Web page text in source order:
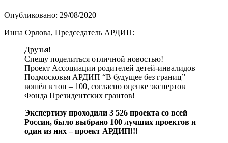
Опубликовано: 29/08/2020
Инна Орлова, Председатель АРДИП:
Друзья!
Спешу поделиться отличной новостью!
Проект Ассоциации родителей детей-инвалидов
Подмосковья АРДИП “В будущее без границ”
вошёл в топ – 100, согласно оценке экспертов
Фонда Президентских грантов!
Экспертизу проходили 3 526 проекта со всей
России, было выбрано 100 лучших проектов и
один из них – проект АРДИП!!!